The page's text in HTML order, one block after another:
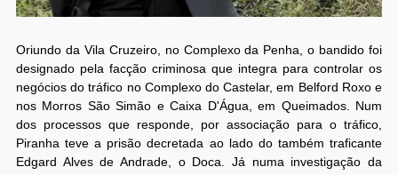
Oriundo da Vila Cruzeiro, no Complexo da Penha, o bandido foi
designado pela facção criminosa que integra para controlar os
negócios do tráfico no Complexo do Castelar, em Belford Roxo e
nos Morros São Simão e Caixa D'Água, em Queimados. Num
dos processos que responde, por associação para o tráfico,
Piranha teve a prisão decretada ao lado do também traficante
Edgard Alves de Andrade, o Doca. Já numa investigação da